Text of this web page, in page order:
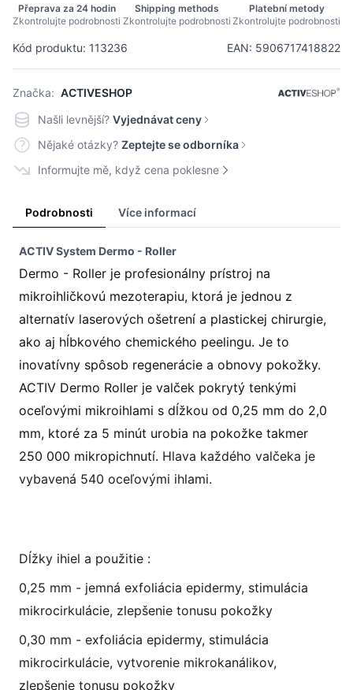
Kód produktu: 113236 EAN: 5906717418822
Značka: ACTIVESHOP
Přeprava za 24 hodin
Zkontrolujte podrobnosti
Shipping methods
Zkontrolujte podrobnosti
Platební metody
Zkontrolujte podrobnosti
Našli levnější? Vyjednávat ceny
Nějaké otázky? Zeptejte se odborníka
Informujte mě, když cena poklesne
Podrobnosti Více informací
ACTIV System Dermo - Roller
Dermo - Roller je profesionálny prístroj na
mikroihličkovú mezoterapiu, ktorá je jednou z
alternatív laserových ošetrení a plastickej chirurgie,
ako aj hĺbkového chemického peelingu. Je to
inovatívny spôsob regenerácie a obnovy pokožky.
ACTIV Dermo Roller je valček pokrytý tenkými
oceľovými mikroihlami s dĺžkou od 0,25 mm do 2,0
mm, ktoré za 5 minút urobia na pokožke takmer
250 000 mikropichnutí. Hlava každého valčeka je
vybavená 540 oceľovými ihlami.
Dĺžky ihiel a použitie :
0,25 mm - jemná exfoliácia epidermy, stimulácia
mikrocirkulácie, zlepšenie tonusu pokožky
0,30 mm - exfoliácia epidermy, stimulácia
mikrocirkulácie, vytvorenie mikrokanálikov,
zlepšenie tonusu pokožky